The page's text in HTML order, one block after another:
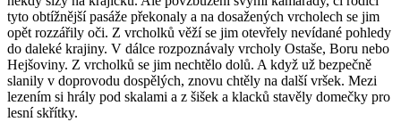
tyto obtížnější pasáže překonaly a na dosažených vrcholech se jim
opět rozzářily oči. Z vrcholků věží se jim otevřely nevídané pohledy
do daleké krajiny. V dálce rozpoznávaly vrcholy Ostaše, Boru nebo
Hejšoviny. Z vrcholků se jim nechtělo dolů. A když už bezpečně
slanily v doprovodu dospělých, znovu chtěly na další vršek. Mezi
lezením si hrály pod skalami a z šišek a klacků stavěly domečky pro
lesní skřítky.